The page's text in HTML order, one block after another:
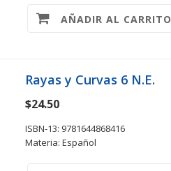
AÑADIR AL CARRITO
Rayas y Curvas 6 N.E.
$24.50
ISBN-13: 9781644868416
Materia: Español